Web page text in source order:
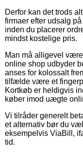
Derfor kan det trods
firmaer efter udsalg
inden du placerer
mindst kostelige pris.
Man må alligevel
online shop udbyder
anses for kolossalt
tilfælde være et
Kortkøb er heldigvis
køber imod uægte
Vi tilråder generelt
et alternativ bør du
eksempelvis ViaBill,
tid.